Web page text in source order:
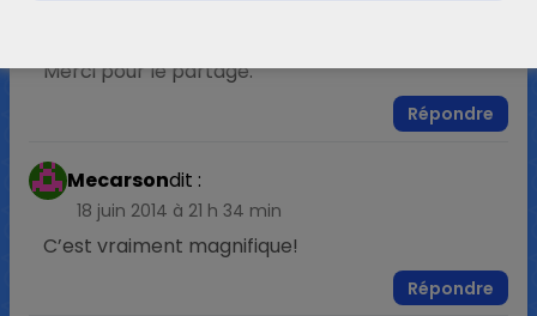
Merci pour le partage.
Répondre
Mecarsondit :
18 juin 2014 à 21 h 34 min
C’est vraiment magnifique!
Répondre